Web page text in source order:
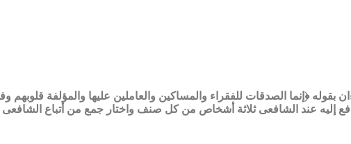
بقوله ﴿إنما الصدقات للفقراء والمساكين والعاملين عليها والمؤلفة
يدفع إليه عند الشافعى ثلاثة أشخاص من كل صنف واختار جمع من أتباع